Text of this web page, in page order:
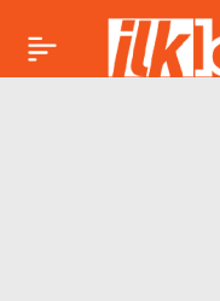
AKOM tarih verdi: